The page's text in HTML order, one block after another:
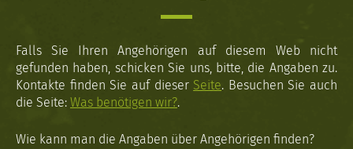
Falls Sie Ihren Angehörigen auf diesem Web nicht
gefunden haben, schicken Sie uns, bitte, die Angaben zu.
Kontakte finden Sie auf dieser Seite. Besuchen Sie auch
die Seite: Was benötigen wir?.
Wie kann man die Angaben über Angehörigen finden?